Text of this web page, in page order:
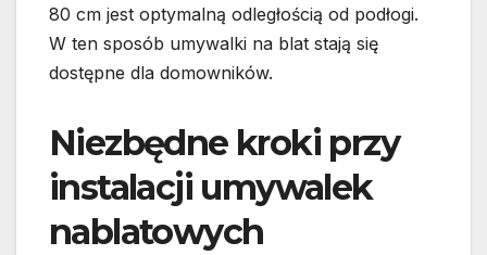
80 cm jest optymalną odległością od podłogi.
W ten sposób umywalki na blat stają się
dostępne dla domowników.
Niezbędne kroki przy
instalacji umywalek
nablatowych